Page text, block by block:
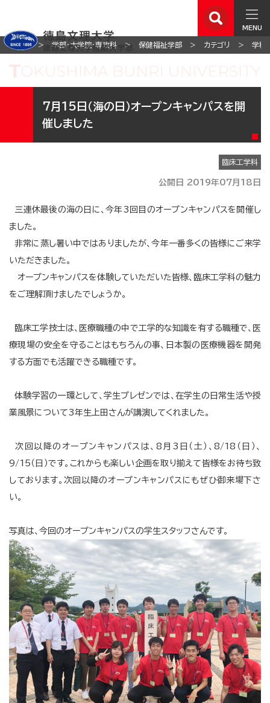
MENU
ホーム 学部・大学院・専攻科 保健福祉学部 カテゴリ 学科
7月15日（海の日）オープンキャンパスを開
催しました
臨床工学科
公開日 2019年07月18日
三連休最後の海の日に、今年3回目のオープンキャンパスを開催し
ました。
非常に蒸し暑い中ではありましたが、今年一番多くの皆様にご来学
いただきました。
オープンキャンパスを体験していただいた皆様、臨床工学科の魅力
をご理解頂けましたでしょうか。
臨床工学技士は、医療職種の中で工学的な知識を有する職種で、医
療現場の安全を守ることはもちろんの事、日本製の医療機器を開発
する方面でも活躍できる職種です。
体験学習の一環として、学生プレゼンでは、在学生の日常生活や授
業風景について3年生上田さんが講演してくれました。
次回以降のオープンキャンパスは、8月3日（土）、8/18（日）、
9/15（日）です。これからも楽しい企画を取り揃えて皆様をお待ち致
しております。次回以降のオープンキャンパスにもぜひ御来場下さ
い。
写真は、今回のオープンキャンパスの学生スタッフさんです。